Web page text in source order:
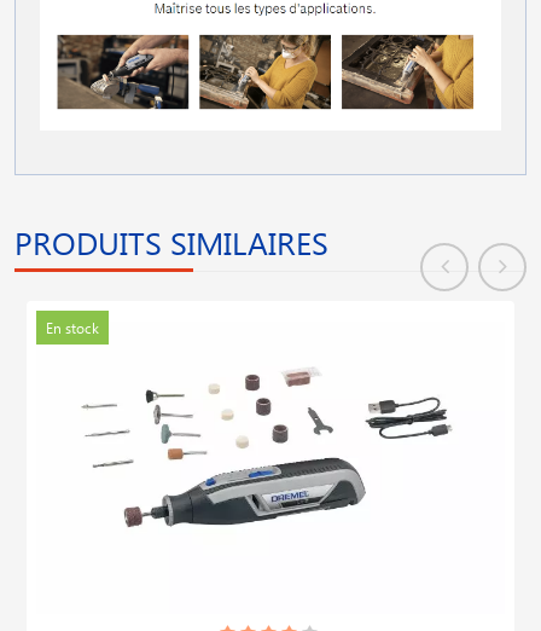
PRODUITS SIMILAIRES
En stock